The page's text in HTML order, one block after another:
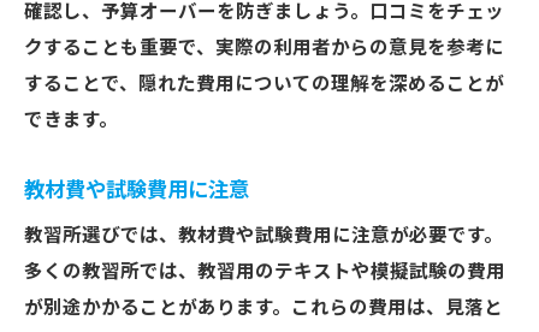
確認し、予算オーバーを防ぎましょう。口コミをチェッ
クすることも重要で、実際の利用者からの意見を参考に
することで、隠れた費用についての理解を深めることが
できます。
教材費や試験費用に注意
教習所選びでは、教材費や試験費用に注意が必要です。
多くの教習所では、教習用のテキストや模擬試験の費用
が別途かかることがあります。これらの費用は、見落と